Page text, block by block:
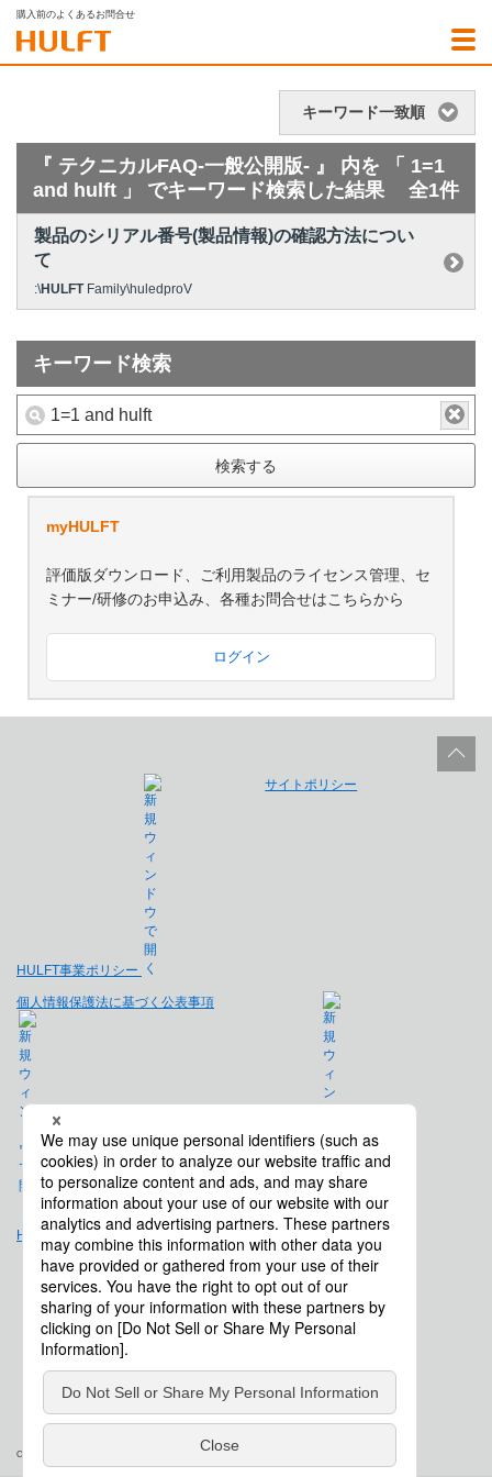
購入前のよくあるお問合せ
キーワード一致順
『 テクニカルFAQ-一般公開版- 』 内を 「 1=1
and hulft 」 でキーワード検索した結果
全1件
製品のシリアル番号(製品情報)の確認方法につい
て
:\HULFTFamily\huledproV
キーワード検索
検索する
myHULFT
評価版ダウンロード、ご利用製品のライセンス管理、セ
ミナー/研修のお申込み、各種お問合せはこちらから
ログイン
HULFT事業ポリシー
サイトポリシー
個人情報保護法に基づく公表事項
免責事項
Hulft.com
会社概要
Copyright © Saison Technology Co., Ltd. All Rights Reserved.